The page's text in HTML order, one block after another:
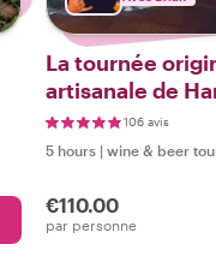
La tournée
artisanale de
106 avis
5 hours | wine & beer
€110.00
par personne